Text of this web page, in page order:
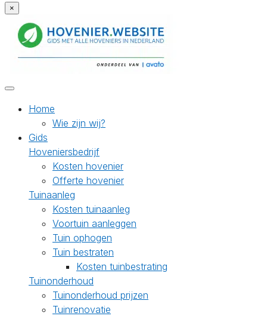
×
Home
Wie zijn wij?
Gids
Hoveniersbedrijf
Kosten hovenier
Offerte hovenier
Tuinaanleg
Kosten tuinaanleg
Voortuin aanleggen
Tuin ophogen
Tuin bestraten
Kosten tuinbestrating
Tuinonderhoud
Tuinonderhoud prijzen
Tuinrenovatie